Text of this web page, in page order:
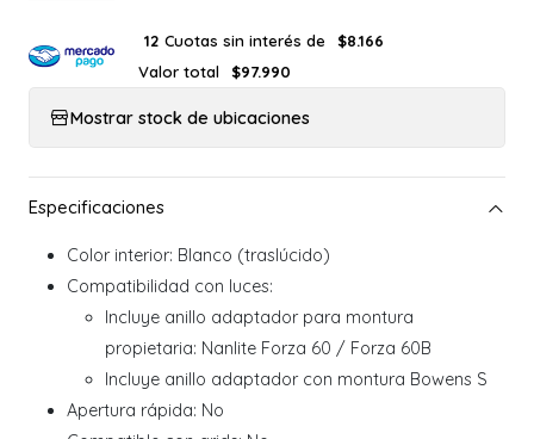
12 Cuotas sin interés de
$8.166
Valor total
$97.990
Mostrar stock de ubicaciones
Color interior: Blanco (traslúcido)
Compatibilidad con luces:
Incluye anillo adaptador para montura
propietaria: Nanlite Forza 60 / Forza 60B
Incluye anillo adaptador con montura Bowens S
Apertura rápida: No